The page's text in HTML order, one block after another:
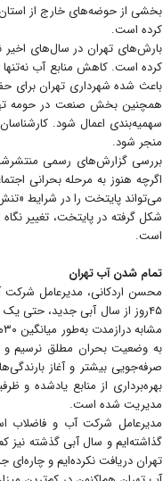
بخشی از حوضه‌های خارج از
کرده است.
کرده است. کاهش منابع آب
باعث شده شهرداری تهران برای
همچنین بخش صنعت در حومه
سهمیه‌بندی اعمال شود.
منجر شود.
بررسی گزارش‌های رسمی
اگرچه هنوز به مرحله بحرانی
می‌تواند پایتخت را در شرایط
شکل گرفته در پایتخت، تغییر
است.
تمام شدن آب تهران
محسن اردکانی، مدیرعامل
مدیریت شده است.
مدیرعامل شرکت آب و فاضلاب
گذاشته‌ایم و سال آبی گذشته نیز
تهران دریافت نکرده‌ایم و چاره‌ای